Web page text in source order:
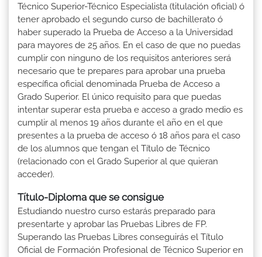
Técnico Superior-Técnico Especialista (titulación oficial) ó
tener aprobado el segundo curso de bachillerato ó
haber superado la Prueba de Acceso a la Universidad
para mayores de 25 años. En el caso de que no puedas
cumplir con ninguno de los requisitos anteriores será
necesario que te prepares para aprobar una prueba
específica oficial denominada Prueba de Acceso a
Grado Superior. El único requisito para que puedas
intentar superar esta prueba e acceso a grado medio es
cumplir al menos 19 años durante el año en el que
presentes a la prueba de acceso ó 18 años para el caso
de los alumnos que tengan el Título de Técnico
(relacionado con el Grado Superior al que quieran
acceder).
Título-Diploma que se consigue
Estudiando nuestro curso estarás preparado para
presentarte y aprobar las Pruebas Libres de FP.
Superando las Pruebas Libres conseguirás el Título
Oficial de Formación Profesional de Técnico Superior en